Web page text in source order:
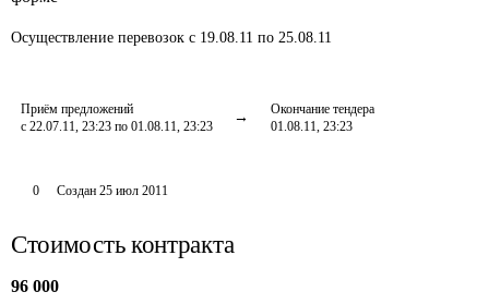
Осуществление перевозок с 19.08.11 по 25.08.11
Приём предложений
с 22.07.11, 23:23 по 01.08.11, 23:23
Окончание тендера
01.08.11, 23:23
0 Создан 25 июл 2011
Стоимость контракта
96 000